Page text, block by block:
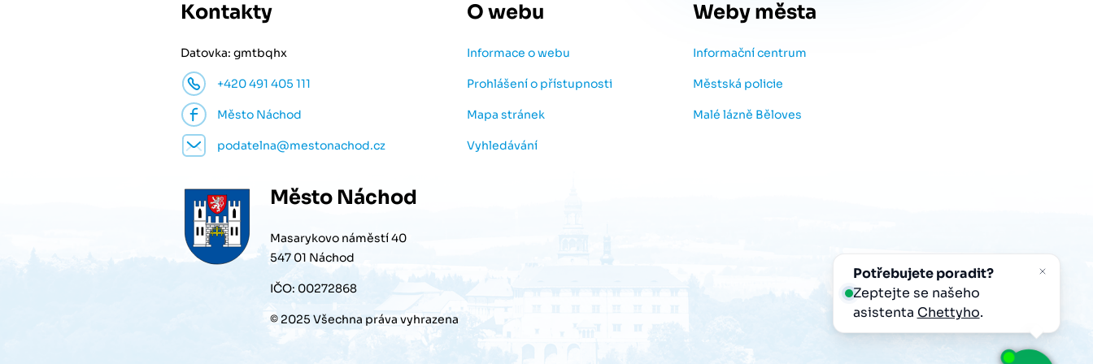
Kontakty
Datovka: gmtbqhx
+420 491 405 111
Město Náchod
podatelna@mestonachod.cz
O webu
Informace o webu
Prohlášení o přístupnosti
Mapa stránek
Vyhledávání
Weby města
Informační centrum
Městská policie
Malé lázně Běloves
Město Náchod
Masarykovo náměstí 40
547 01 Náchod
IČO: 00272868
© 2025 Všechna práva vyhrazena
Potřebujete poradit?
Zeptejte se našeho
asistenta Chettyho.